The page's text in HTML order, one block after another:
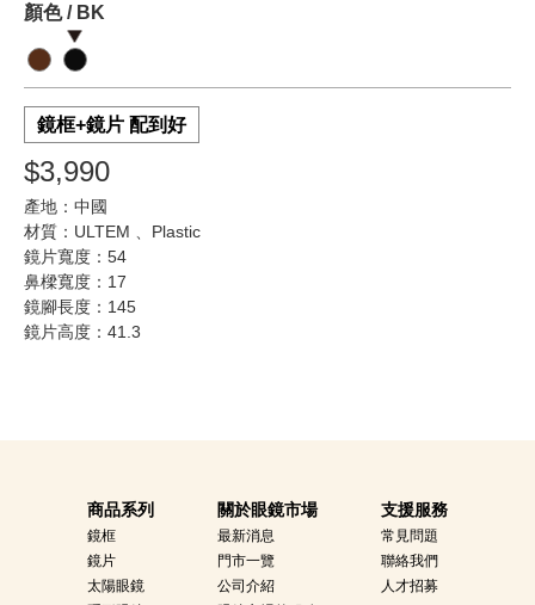
顏色 / BK
鏡框+鏡片 配到好
$3,990
產地：中國
材質：ULTEM 、Plastic
鏡片寬度：54
鼻樑寬度：17
鏡腳長度：145
鏡片高度：41.3
商品系列
鏡框
鏡片
太陽眼鏡
關於眼鏡市場
最新消息
門市一覽
公司介紹
支援服務
常見問題
聯絡我們
人才招募